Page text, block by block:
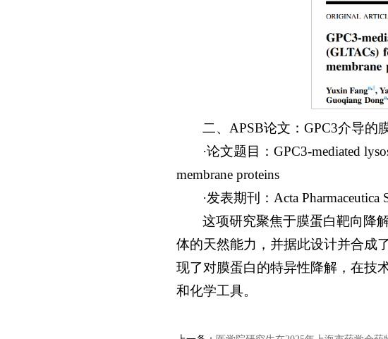
二、APSB论文：GPC3介导的
·论文题目：GPC3-mediated
membrane proteins
·发表期刊：Acta
这项研究聚焦于膜蛋白靶向降
体的天然能力，并据此设计并合成
现了对膜蛋白的特异性降解，在技
和化学工具。